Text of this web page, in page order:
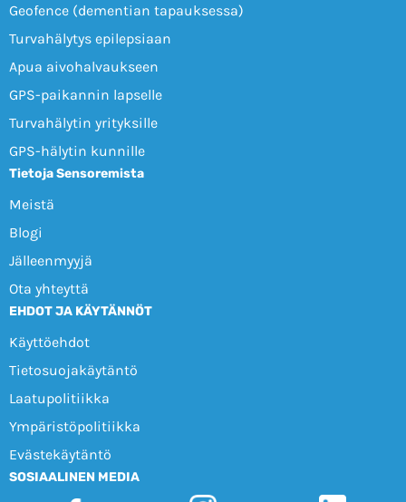
Geofence (dementian tapauksessa)
Turvahälytys epilepsiaan
Apua aivohalvaukseen
GPS-paikannin lapselle
Turvahälytin yrityksille
GPS-hälytin kunnille
Tietoja Sensoremista
Meistä
Blogi
Jälleenmyyjä
Ota yhteyttä
EHDOT JA KÄYTÄNNÖT
Käyttöehdot
Tietosuojakäytäntö
Laatupolitiikka
Ympäristöpolitiikka
Evästekäytäntö
SOSIAALINEN MEDIA